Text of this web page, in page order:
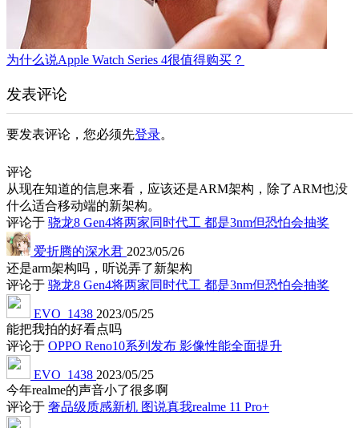
为什么说Apple Watch Series 4很值得购买？
发表评论
要发表评论，您必须先登录。
评论
从现在知道的信息来看，应该还是ARM架构，除了ARM也没
什么适合移动端的新架构。
评论于 骁龙8 Gen4将两家同时代工 都是3nm但恐怕会抽奖
爱折腾的深水君 2023/05/26
还是arm架构吗，听说弄了新架构
评论于 骁龙8 Gen4将两家同时代工 都是3nm但恐怕会抽奖
EVO_1438 2023/05/25
能把我拍的好看点吗
评论于 OPPO Reno10系列发布 影像性能全面提升
EVO_1438 2023/05/25
今年realme的声音小了很多啊
评论于 奢品级质感新机 图说真我realme 11 Pro+